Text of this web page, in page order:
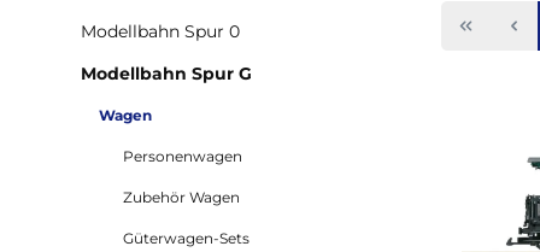
Modellbahn Spur 0
Modellbahn Spur G
Wagen
Personenwagen
Zubehör Wagen
Güterwagen-Sets